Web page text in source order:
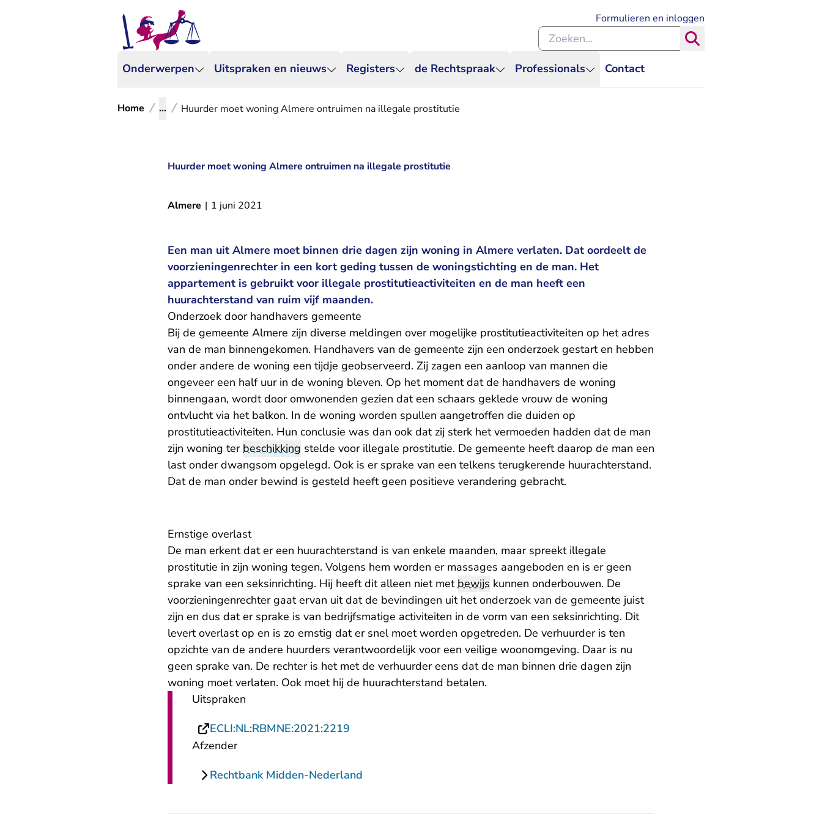
Onderwerpen Uitspraken en nieuws Registers de Rechtspraak Professionals Contact
Formulieren en inloggen
Zoeken binnen de Rechtspraak
Home ... Huurder moet woning Almere ontruimen na illegale prostitutie
Huurder moet woning Almere ontruimen na illegale prostitutie
Almere | 1 juni 2021
Een man uit Almere moet binnen drie dagen zijn woning in Almere verlaten. Dat oordeelt de
voorzieningenrechter in een kort geding tussen de woningstichting en de man. Het
appartement is gebruikt voor illegale prostitutieactiviteiten en de man heeft een
huurachterstand van ruim vijf maanden.
Onderzoek door handhavers gemeente
Bij de gemeente Almere zijn diverse meldingen over mogelijke prostitutieactiviteiten op het adres
van de man binnengekomen. Handhavers van de gemeente zijn een onderzoek gestart en hebben
onder andere de woning een tijdje geobserveerd. Zij zagen een aanloop van mannen die
ongeveer een half uur in de woning bleven. Op het moment dat de handhavers de woning
binnengaan, wordt door omwonenden gezien dat een schaars geklede vrouw de woning
ontvlucht via het balkon. In de woning worden spullen aangetroffen die duiden op
prostitutieactiviteiten. Hun conclusie was dan ook dat zij sterk het vermoeden hadden dat de man
zijn woning terbeschikking stelde voor illegale prostitutie. De gemeente heeft daarop de man een
last onder dwangsom opgelegd. Ook is er sprake van een telkens terugkerende huurachterstand.
Dat de man onder bewind is gesteld heeft geen positieve verandering gebracht.
Ernstige overlast
De man erkent dat er een huurachterstand is van enkele maanden, maar spreekt illegale
prostitutie in zijn woning tegen. Volgens hem worden er massages aangeboden en is er geen
sprake van een seksinrichting. Hij heeft dit alleen niet metbewijs kunnen onderbouwen. De
voorzieningenrechter gaat ervan uit dat de bevindingen uit het onderzoek van de gemeente juist
zijn en dus dat er sprake is van bedrijfsmatige activiteiten in de vorm van een seksinrichting. Dit
levert overlast op en is zo ernstig dat er snel moet worden opgetreden. De verhuurder is ten
opzichte van de andere huurders verantwoordelijk voor een veilige woonomgeving. Daar is nu
geen sprake van. De rechter is het met de verhuurder eens dat de man binnen drie dagen zijn
woning moet verlaten. Ook moet hij de huurachterstand betalen.
Uitspraken
ECLI:NL:RBMNE:2021:2219
Afzender
Rechtbank Midden-Nederland